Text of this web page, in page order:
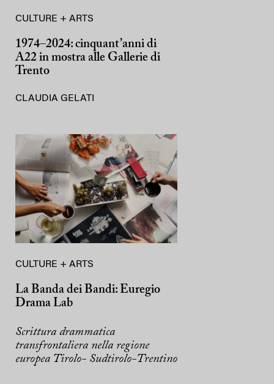
CULTURE + ARTS
1974–2024: cinquant’anni di
A22 in mostra alle Gallerie di
Trento
CLAUDIA GELATI
CULTURE + ARTS
La Banda dei Bandi: Euregio
Drama Lab
Scrittura drammatica
transfrontaliera nella regione
europea Tirolo- Sudtirolo-Trentino